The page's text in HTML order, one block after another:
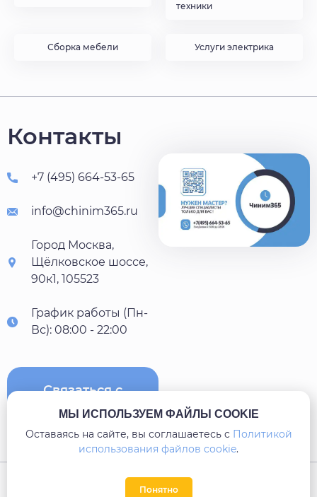
техники
Сборка мебели Услуги электрика
Контакты
+7 (495) 664-53-65
info@chinim365.ru
Город Москва,
Щёлковское шоссе,
90к1, 105523
График работы (Пн-
Вс): 08:00 - 22:00
Связаться с
Карта сайта
МЫ ИСПОЛЬЗУЕМ ФАЙЛЫ COOKIE
Оставаясь на сайте, вы соглашаетесь c Политикой
использования файлов cookie.
Понятно